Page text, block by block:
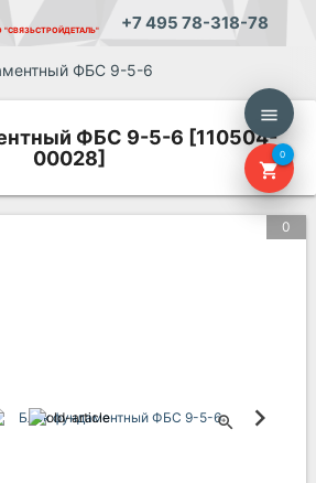
"СВЯЗЬСТРОЙДЕТАЛЬ" +7 495 78-318-78
menu
shopping_cart
0
ФБС 9-5-6
ФБС 9-5-6 [110504-
00028]
0